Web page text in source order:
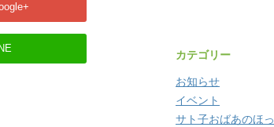
カテゴリー
お知らせ
イベント
サト子おばあのほ